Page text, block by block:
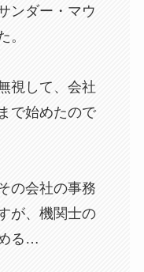
ンダー・マウ
。
視して、会社
で始めたので
の会社の事務
が、機関士の
る…